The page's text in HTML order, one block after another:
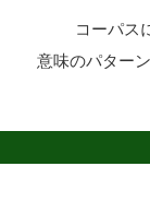
コーパス
意味のパターン